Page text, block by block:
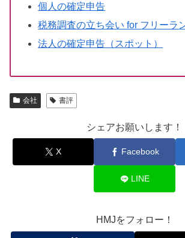
個人の確定申告
税務調査の立ち会い for フリーラ
法人の確定申告（スポット）
会社 書評
シェアお願いします！
X Facebook
LINE
HMJをフォロー！